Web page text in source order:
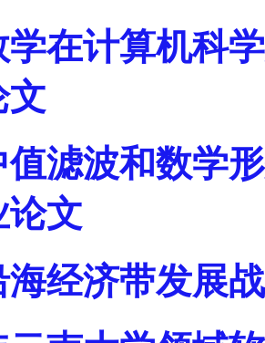
在计算机科
文
滤波和数学
论文
经济带发展